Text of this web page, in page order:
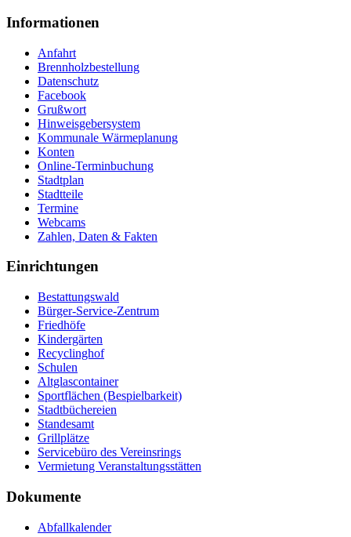
Informationen
Anfahrt
Brennholzbestellung
Datenschutz
Facebook
Grußwort
Hinweisgebersystem
Kommunale Wärmeplanung
Konten
Online-Terminbuchung
Stadtplan
Stadtteile
Termine
Webcams
Zahlen, Daten & Fakten
Einrichtungen
Bestattungswald
Bürger-Service-Zentrum
Friedhöfe
Kindergärten
Recyclinghof
Schulen
Altglascontainer
Sportflächen (Bespielbarkeit)
Stadtbüchereien
Standesamt
Grillplätze
Servicebüro des Vereinsrings
Vermietung Veranstaltungsstätten
Dokumente
Abfallkalender